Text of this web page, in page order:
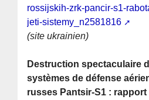
rossijskih-zrk-pancir-s1-
jeti-sistemy_n2581816
(site ukrainien)
Destruction spectaculaire
systèmes de défense
russes Pantsir-S1 : rapport